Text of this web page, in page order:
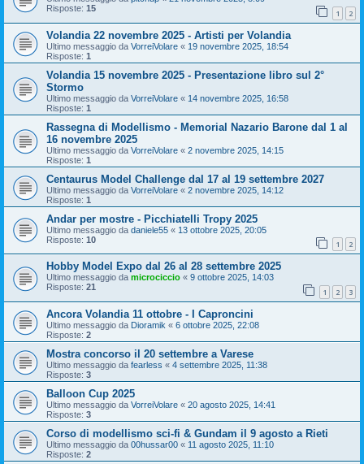
Risposte: 15 1 2
Volandia 22 novembre 2025 - Artisti per Volandia
Ultimo messaggio da VorreiVolare « 19 novembre 2025, 18:54
Risposte: 1
Volandia 15 novembre 2025 - Presentazione libro sul 2°
Stormo
Ultimo messaggio da VorreiVolare « 14 novembre 2025, 16:58
Risposte: 1
Rassegna di Modellismo - Memorial Nazario Barone dal 1 al
16 novembre 2025
Ultimo messaggio da VorreiVolare « 2 novembre 2025, 14:15
Risposte: 1
Centaurus Model Challenge dal 17 al 19 settembre 2027
Ultimo messaggio da VorreiVolare « 2 novembre 2025, 14:12
Risposte: 1
Andar per mostre - Picchiatelli Tropy 2025
Ultimo messaggio da daniele55 « 13 ottobre 2025, 20:05
Risposte: 10 1 2
Hobby Model Expo dal 26 al 28 settembre 2025
Ultimo messaggio da microciccio « 9 ottobre 2025, 14:03
Risposte: 21 1 2 3
Ancora Volandia 11 ottobre - I Caproncini
Ultimo messaggio da Dioramik « 6 ottobre 2025, 22:08
Risposte: 2
Mostra concorso il 20 settembre a Varese
Ultimo messaggio da fearless « 4 settembre 2025, 11:38
Risposte: 3
Balloon Cup 2025
Ultimo messaggio da VorreiVolare « 20 agosto 2025, 14:41
Risposte: 3
Corso di modellismo sci-fi & Gundam il 9 agosto a Rieti
Ultimo messaggio da 00hussar00 « 11 agosto 2025, 11:10
Risposte: 2